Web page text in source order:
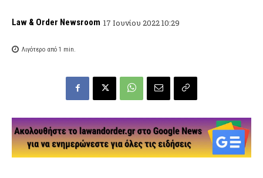
Law & Order Newsroom 17 Ιουνίου 2022 10:29
Λιγότερο από 1 min.